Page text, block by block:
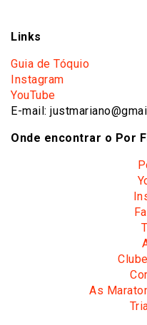
Links
Guia de Tóquio
Instagram
YouTube
E-mail:
Onde encontrar o Por
As